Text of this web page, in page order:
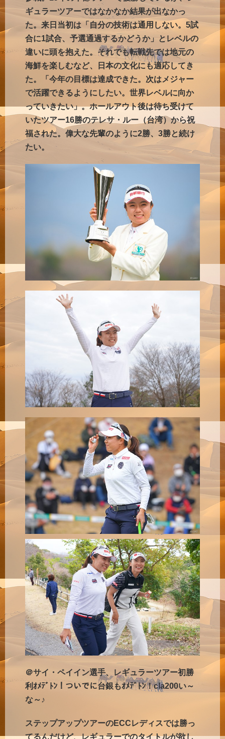
ギュラーツアーではなかなか結果が出なかっ
た。来日当初は「自分の技術は通用しない。5試
合に1試合、予選通過するかどうか」とレベルの
違いに頭を抱えた。それでも転戦先では地元の
海鮮を楽しむなど、日本の文化にも適応してき
た。「今年の目標は達成できた。次はメジャー
で活躍できるようにしたい。世界レベルに向か
っていきたい」。ホールアウト後は待ち受けて
いたツアー16勝のテレサ・ルー（台湾）から祝
福された。偉大な先輩のように2勝、3勝と続け
たい。
＠サイ・ペイイン選手、レギュラーツアー初勝
利ｵﾒﾃﾞﾄﾝ！ついでに台銀もｵﾒﾃﾞﾄﾝ！cla200い～
な～♪
ステップアップツアーのECCレディスでは勝っ
てるんだけど、レギュラーでのタイトルが欲し